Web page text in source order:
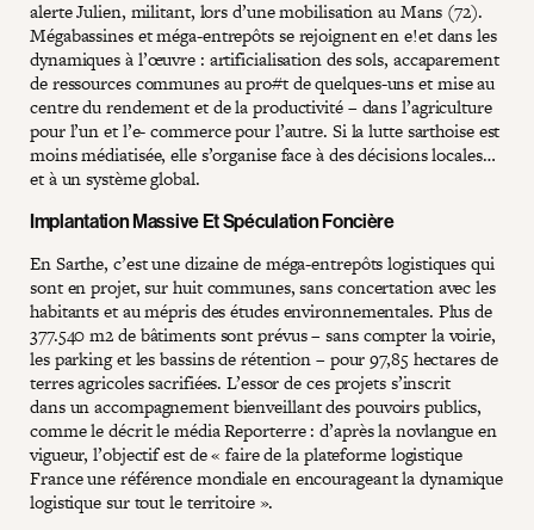
alerte Julien, militant, lors d’une mobilisation au Mans (72).
Mégabassines et méga-entrepôts se rejoignent en e!et dans les
dynamiques à l’œuvre : artificialisation des sols, accaparement
de ressources communes au pro#t de quelques-uns et mise au
centre du rendement et de la productivité – dans l’agriculture
pour l’un et l’e- commerce pour l’autre. Si la lutte sarthoise est
moins médiatisée, elle s’organise face à des décisions locales…
et à un système global.
Implantation Massive Et Spéculation Foncière
En Sarthe, c’est une dizaine de méga-entrepôts logistiques qui
sont en projet, sur huit communes, sans concertation avec les
habitants et au mépris des études environnementales. Plus de
377.540 m2 de bâtiments sont prévus – sans compter la voirie,
les parking et les bassins de rétention – pour 97,85 hectares de
terres agricoles sacrifiées. L’essor de ces projets s’inscrit
dans un accompagnement bienveillant des pouvoirs publics,
comme le décrit le média Reporterre : d’après la novlangue en
vigueur, l’objectif est de « faire de la plateforme logistique
France une référence mondiale en encourageant la dynamique
logistique sur tout le territoire ».